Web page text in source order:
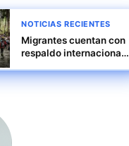
NOTICIAS RECIENTES
Migrantes cuentan con
respaldo internacional,